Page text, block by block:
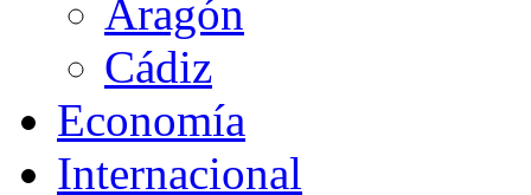
Aragón
Cádiz
Economía
Internacional